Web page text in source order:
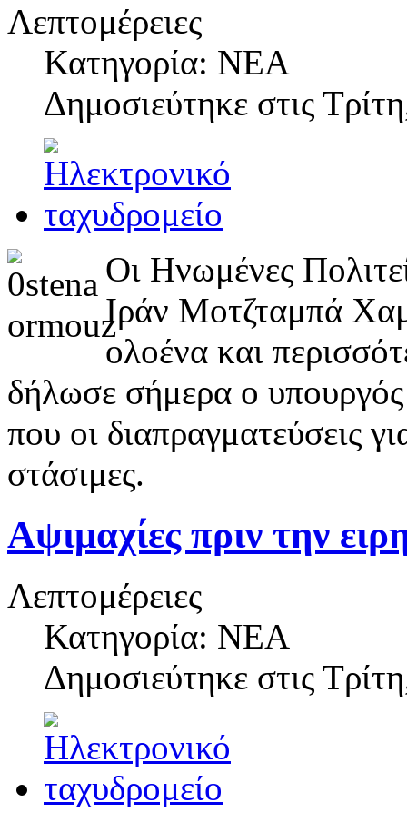
Λεπτομέρειες
Κατηγορία: ΝΕΑ
Δημοσιεύτηκε στις
Οι Ηνωμένες
Ιράν Μοτζταμπά
ολοένα και
δήλωσε σήμερα ο
που οι διαπραγματεύσεις
στάσιμες.
Αψιμαχίες πριν την
Λεπτομέρειες
Κατηγορία: ΝΕΑ
Δημοσιεύτηκε στις